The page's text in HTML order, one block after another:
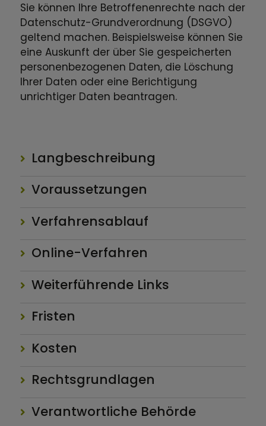
Sie können Ihre Betroffenenrechte nach der
Datenschutz-Grundverordnung (DSGVO)
geltend machen. Beispielsweise können Sie
eine Auskunft der über Sie gespeicherten
personenbezogenen Daten, die Löschung
Ihrer Daten oder eine Berichtigung
unrichtiger Daten beantragen.
Langbeschreibung
Voraussetzungen
Verfahrensablauf
Online-Verfahren
Weiterführende Links
Fristen
Kosten
Rechtsgrundlagen
Verantwortliche Behörde